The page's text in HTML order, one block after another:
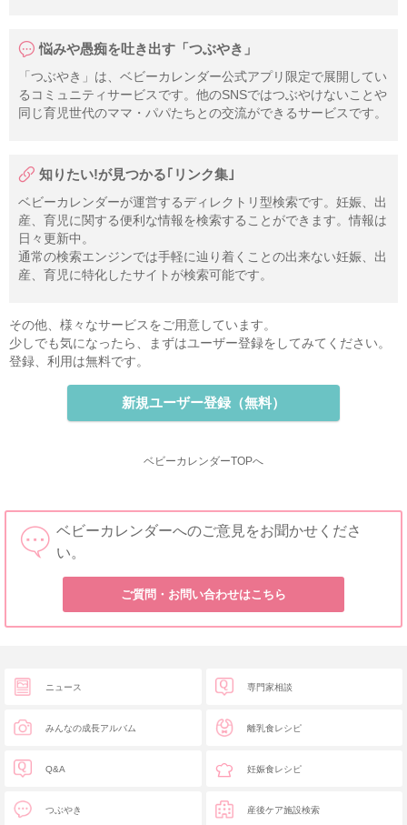
悩みや愚痴を吐き出す「つぶやき」
「つぶやき」は、ベビーカレンダー公式アプリ限定で展開してい
るコミュニティサービスです。他のSNSではつぶやけないことや
同じ育児世代のママ・パパたちとの交流ができるサービスです。
知りたい!が見つかる｢リンク集｣
ベビーカレンダーが運営するディレクトリ型検索です。妊娠、出
産、育児に関する便利な情報を検索することができます。情報は
日々更新中。
通常の検索エンジンでは手軽に辿り着くことの出来ない妊娠、出
産、育児に特化したサイトが検索可能です。
その他、様々なサービスをご用意しています。
少しでも気になったら、まずはユーザー登録をしてみてください。
登録、利用は無料です。
新規ユーザー登録（無料）
ベビーカレンダーTOPへ
ベビーカレンダーへのご意見をお聞かせくださ
い。
ご質問・お問い合わせはこちら
ニュース
みんなの成長アルバム
Q&A
つぶやき
専門家相談
離乳食レシピ
妊娠食レシピ
産後ケア施設検索